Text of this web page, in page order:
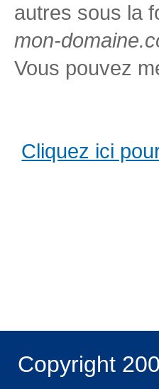
autres sous la
mon-
Vous pouvez
Cliquez ici
Copyright